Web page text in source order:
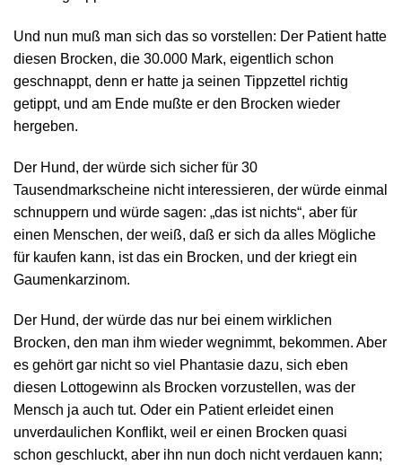
Und nun muß man sich das so vorstellen: Der Patient hatte
diesen Brocken, die 30.000 Mark, eigentlich schon
geschnappt, denn er hatte ja seinen Tippzettel richtig
getippt, und am Ende mußte er den Brocken wieder
hergeben.
Der Hund, der würde sich sicher für 30
Tausendmarkscheine nicht interessieren, der würde einmal
schnuppern und würde sagen: „das ist nichts“, aber für
einen Menschen, der weiß, daß er sich da alles Mögliche
für kaufen kann, ist das ein Brocken, und der kriegt ein
Gaumenkarzinom.
Der Hund, der würde das nur bei einem wirklichen
Brocken, den man ihm wieder wegnimmt, bekommen. Aber
es gehört gar nicht so viel Phantasie dazu, sich eben
diesen Lottogewinn als Brocken vorzustellen, was der
Mensch ja auch tut. Oder ein Patient erleidet einen
unverdaulichen Konflikt, weil er einen Brocken quasi
schon geschluckt, aber ihn nun doch nicht verdauen kann;